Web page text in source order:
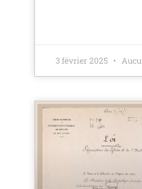
3 février 2025